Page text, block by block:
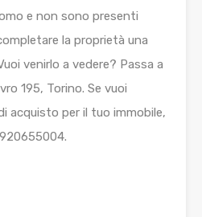
e non sono presenti
la proprietà una
venirlo a vedere? Passa a
195, Torino. Se vuoi
acquisto per il tuo immobile,